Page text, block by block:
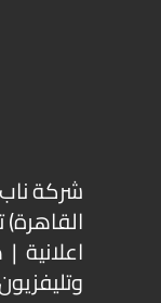
شركة
اعلانية